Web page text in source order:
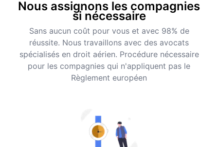
Nous assignons les compagnies
si nécessaire
Sans aucun coût pour vous et avec 98% de
réussite. Nous travaillons avec des avocats
spécialisés en droit aérien. Procédure nécessaire
pour les compagnies qui n'appliquent pas le
Règlement européen